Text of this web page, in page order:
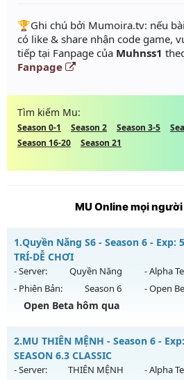
️🏆Ghi chú bởi Mumoira.tv: nếu
có like & share nhận code game,
tiếp tại Fanpage của Muhnss1
Fanpage
Tìm kiếm Mu:
Season 0-1 Season 2 Season 3-5
Season 16-20
Season 21
MU Online mọi
1.Quyền Năng S6 - Season 6 - Exp:
TRÍ-DỄ CHƠI
- Server: Quyền Năng - Alpha
- Phiên Bản:
Season 6 - Open
Open Beta hôm qua
Quyền Năng S6 - GIẢI TRÍ-DỄ CHƠI
Mu mới ra tháng 08 2026 - Mở máy
13h ngày 05/08/2626
2.MU THIÊN MỆNH - Season 6 -
SEASON 6.3 CLASSIC
- Server: THIÊN MỆNH - Alpha